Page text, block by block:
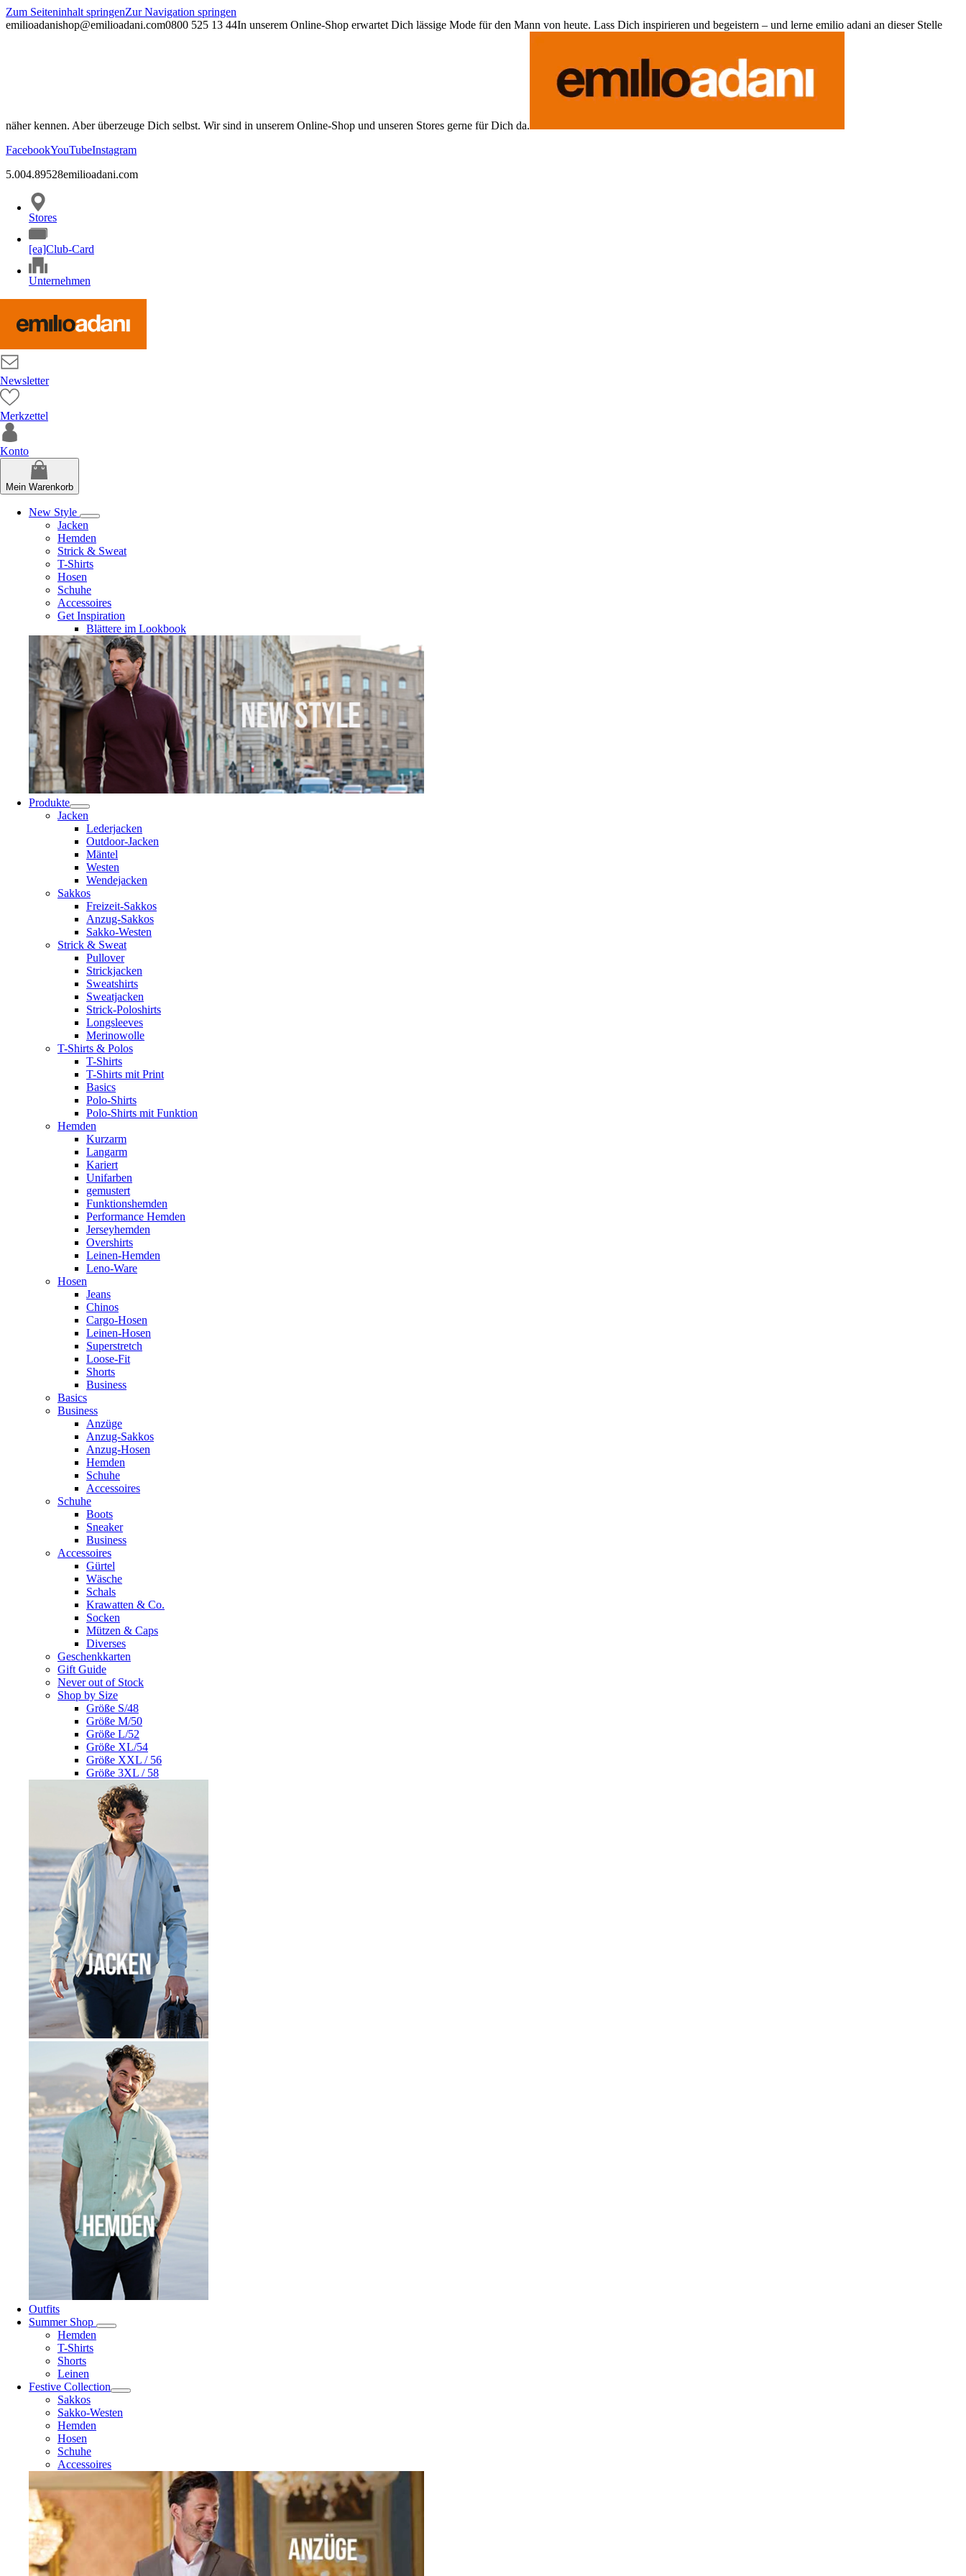
Zum Seiteninhalt springenZur Navigation springen
emilioadanishop@emilioadani.com0800 525 13 44In unserem Online-Shop erwartet Dich lässige Mode für den Mann von heute. Lass Dich inspirieren und begeistern – und lerne emilio adani an dieser Stelle
näher kennen. Aber überzeuge Dich selbst. Wir sind in unserem Online-Shop und unseren Stores gerne für Dich da.
FacebookYouTubeInstagram
5.004.89528emilioadani.com
Stores
[ea]Club-Card
Unternehmen
Newsletter
Merkzettel
Konto
Mein Warenkorb
New Style
Jacken
Hemden
Strick & Sweat
T-Shirts
Hosen
Schuhe
Accessoires
Get Inspiration
Blättere im Lookbook
Produkte
Jacken
Lederjacken
Outdoor-Jacken
Mäntel
Westen
Wendejacken
Sakkos
Freizeit-Sakkos
Anzug-Sakkos
Sakko-Westen
Strick & Sweat
Pullover
Strickjacken
Sweatshirts
Sweatjacken
Strick-Poloshirts
Longsleeves
Merinowolle
T-Shirts & Polos
T-Shirts
T-Shirts mit Print
Basics
Polo-Shirts
Polo-Shirts mit Funktion
Hemden
Kurzarm
Langarm
Kariert
Unifarben
gemustert
Funktionshemden
Performance Hemden
Jerseyhemden
Overshirts
Leinen-Hemden
Leno-Ware
Hosen
Jeans
Chinos
Cargo-Hosen
Leinen-Hosen
Superstretch
Loose-Fit
Shorts
Business
Basics
Business
Anzüge
Anzug-Sakkos
Anzug-Hosen
Hemden
Schuhe
Accessoires
Schuhe
Boots
Sneaker
Business
Accessoires
Gürtel
Wäsche
Schals
Krawatten & Co.
Socken
Mützen & Caps
Diverses
Geschenkkarten
Gift Guide
Never out of Stock
Shop by Size
Größe S/48
Größe M/50
Größe L/52
Größe XL/54
Größe XXL / 56
Größe 3XL / 58
Outfits
Summer Shop
Hemden
T-Shirts
Shorts
Leinen
Festive Collection
Sakkos
Sakko-Westen
Hemden
Hosen
Schuhe
Accessoires